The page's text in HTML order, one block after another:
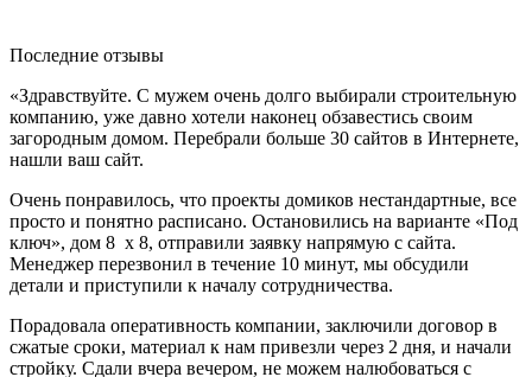
Последние отзывы
«Здравствуйте. С мужем очень долго выбирали строительную
компанию, уже давно хотели наконец обзавестись своим
загородным домом. Перебрали больше 30 сайтов в Интернете,
нашли ваш сайт.
Очень понравилось, что проекты домиков нестандартные, все
просто и понятно расписано. Остановились на варианте «Под
ключ», дом 8 х 8, отправили заявку напрямую с сайта.
Менеджер перезвонил в течение 10 минут, мы обсудили
детали и приступили к началу сотрудничества.
Порадовала оперативность компании, заключили договор в
сжатые сроки, материал к нам привезли через 2 дня, и начали
стройку. Сдали вчера вечером, не можем налюбоваться с